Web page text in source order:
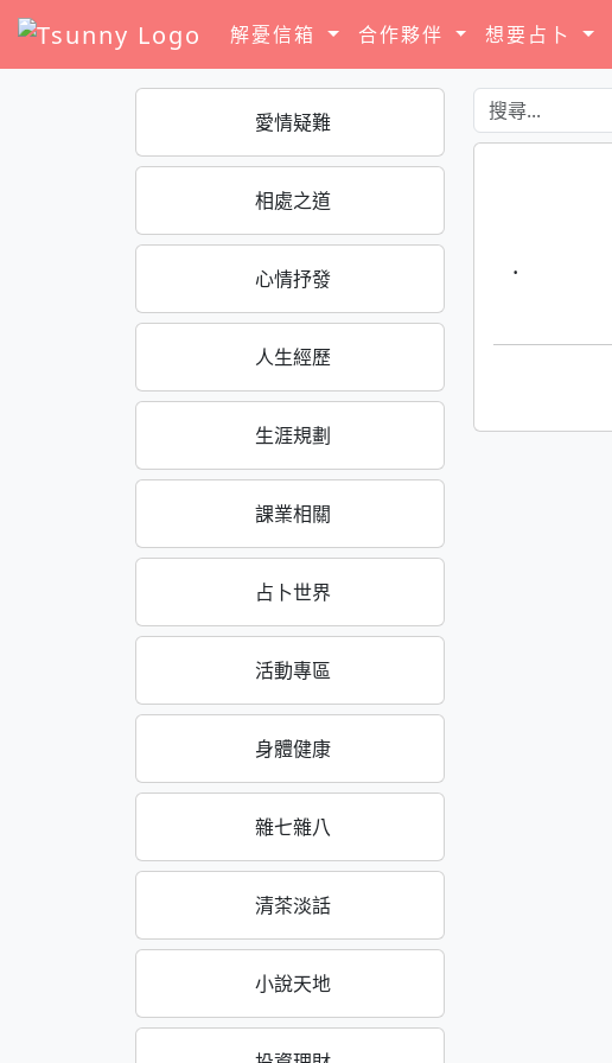
解憂信箱 合作夥伴 想要占卜
愛情疑難
相處之道
心情抒發
人生經歷
生涯規劃
課業相關
占卜世界
活動專區
身體健康
雜七雜八
清茶淡話
小說天地
·